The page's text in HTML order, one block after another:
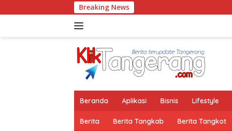
ke
Breaking News
Beranda Aplikasi Bisnis Lifestyle
Berita Berita Tangkab Berita Tangkot